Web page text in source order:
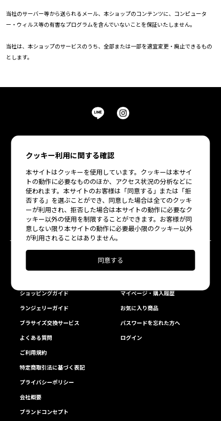
当社のサーバー等から送られるメール、本ショップのコンテンツに、コンピュータ
ー・ウィルス等の有害なプログラムを含んでいないことを保証いたしません。
当社は、本ショップのサービスのうち、全部または一部を適宜変更・廃止できるもの
とします。
All Items Bra
Bottoms Roomwear
雑貨 その他
ショッピングガイド
ランジェリーガイド
ブラサイズ交換サービス
よくある質問
ご利用規約
特定商取引法に基づく表記
プライバシーポリシー
会社概要
ブランドコンセプト
MEMBER
マイページ・購入履歴
お気に入り商品
パスワードを忘れた方へ
ログイン
クッキー利用に関する確認
本サイトはクッキーを使用しています。クッキーは本サイ
トの動作に必要なもののほか、アクセス状況の分析などに
使われます。本サイトのお客様は「同意する」または「拒
否する」を選ぶことができ、同意した場合は全てのクッキ
ーが利用され、拒否した場合は本サイトの動作に必要なク
ッキー以外の使用を制限することができます。お客様が同
意しない限り本サイトの動作に必要最小限のクッキー以外
が利用されることはありません。
同意する